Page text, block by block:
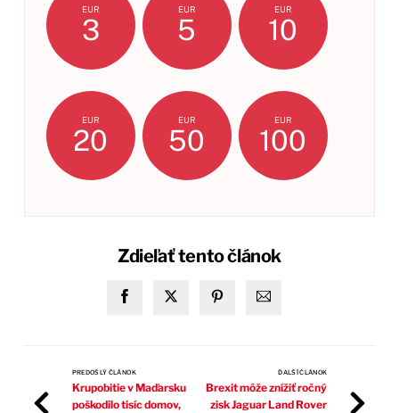
EUR
3
EUR
5
EUR
10
EUR
20
EUR
50
EUR
100
Zdieľať tento článok
PREDOŠLÝ ČLÁNOK
Krupobitie v Maďarsku
poškodilo tisíc domov,
ĎALŠÍ ČLÁNOK
Brexit môže znížiť ročný
zisk Jaguar Land Rover